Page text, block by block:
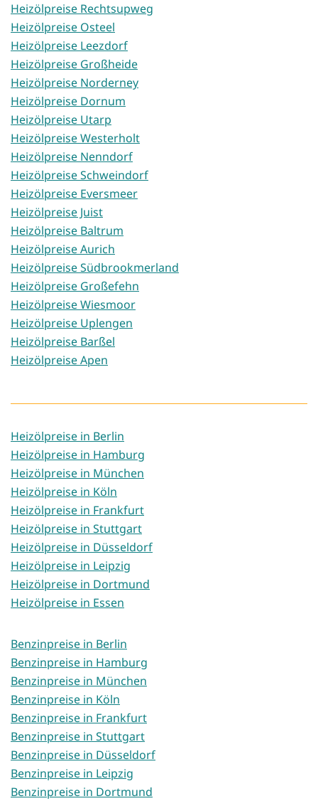
Heizölpreise Rechtsupweg
Heizölpreise Osteel
Heizölpreise Leezdorf
Heizölpreise Großheide
Heizölpreise Norderney
Heizölpreise Dornum
Heizölpreise Utarp
Heizölpreise Westerholt
Heizölpreise Nenndorf
Heizölpreise Schweindorf
Heizölpreise Eversmeer
Heizölpreise Juist
Heizölpreise Baltrum
Heizölpreise Aurich
Heizölpreise Südbrookmerland
Heizölpreise Großefehn
Heizölpreise Wiesmoor
Heizölpreise Uplengen
Heizölpreise Barßel
Heizölpreise Apen
Heizölpreise in Berlin
Heizölpreise in Hamburg
Heizölpreise in München
Heizölpreise in Köln
Heizölpreise in Frankfurt
Heizölpreise in Stuttgart
Heizölpreise in Düsseldorf
Heizölpreise in Leipzig
Heizölpreise in Dortmund
Heizölpreise in Essen
Benzinpreise in Berlin
Benzinpreise in Hamburg
Benzinpreise in München
Benzinpreise in Köln
Benzinpreise in Frankfurt
Benzinpreise in Stuttgart
Benzinpreise in Düsseldorf
Benzinpreise in Leipzig
Benzinpreise in Dortmund